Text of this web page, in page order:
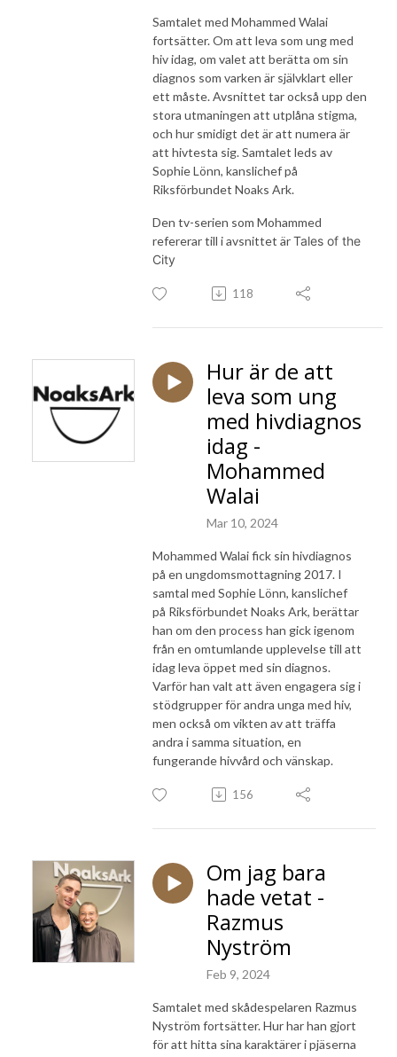
Samtalet med Mohammed Walai
fortsätter. Om att leva som ung med
hiv idag, om valet att berätta om sin
diagnos som varken är självklart eller
ett måste. Avsnittet tar också upp den
stora utmaningen att utplåna stigma,
och hur smidigt det är att numera är
att hivtesta sig. Samtalet leds av
Sophie Lönn, kanslichef på
Riksförbundet Noaks Ark.
Den tv-serien som Mohammed
refererar till i avsnittet ärTales of the
City
118
Hur är de att
leva som ung
med hivdiagnos
idag -
Mohammed
Walai
Mar 10, 2024
Mohammed Walai fick sin hivdiagnos
på en ungdomsmottagning 2017. I
samtal med Sophie Lönn, kanslichef
på Riksförbundet Noaks Ark, berättar
han om den process han gick igenom
från en omtumlande upplevelse till att
idag leva öppet med sin diagnos.
Varför han valt att även engagera sig i
stödgrupper för andra unga med hiv,
men också om vikten av att träffa
andra i samma situation, en
fungerande hivvård och vänskap.
156
Om jag bara
hade vetat -
Razmus
Nyström
Feb 9, 2024
Samtalet med skådespelaren Razmus
Nyström fortsätter. Hur har han gjort
för att hitta sina karaktärer i pjäserna